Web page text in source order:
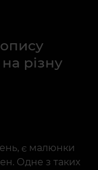
на різну
є малюнки
Одне з таких